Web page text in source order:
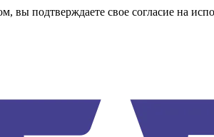
подтверждаете свое согласие на